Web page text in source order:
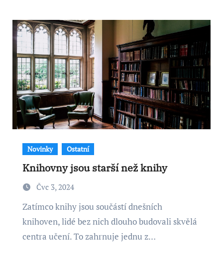
Novinky Ostatní
Knihovny jsou starší než knihy
Čvc 3, 2024
Zatímco knihy jsou součástí dnešních
knihoven, lidé bez nich dlouho budovali skvělá
centra učení. To zahrnuje jednu z…